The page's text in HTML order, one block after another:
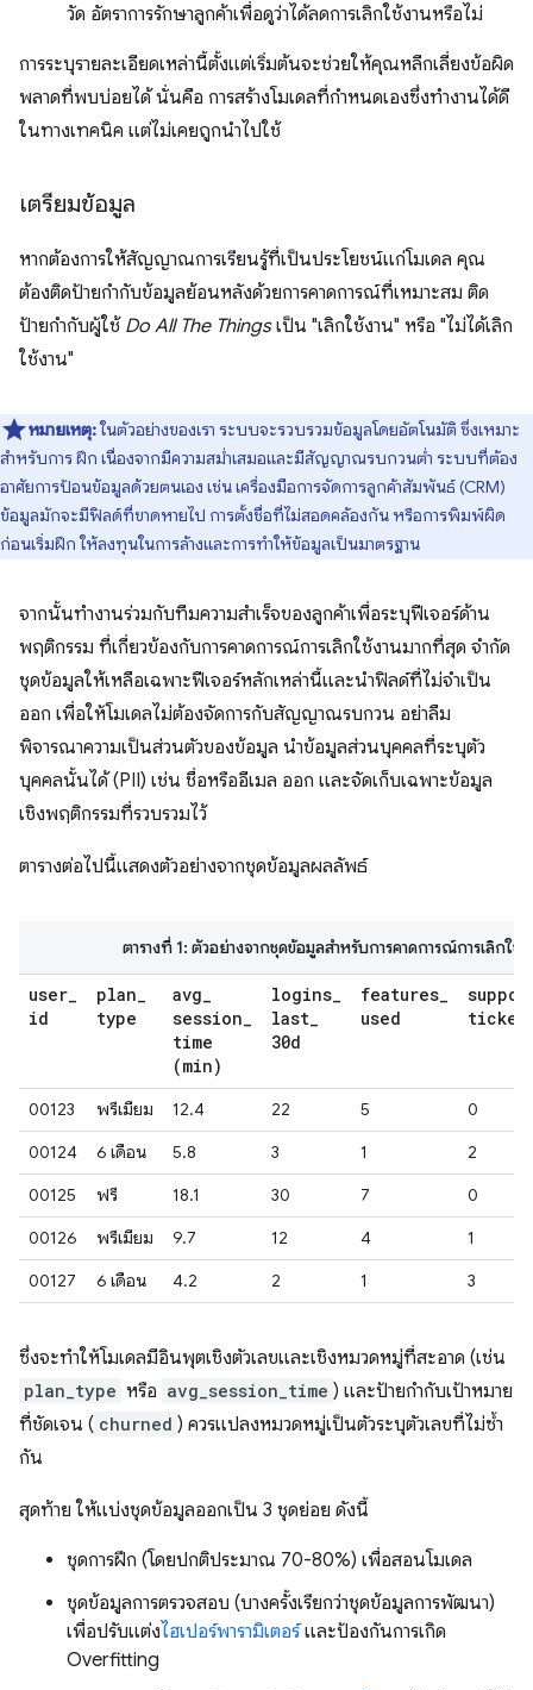
วัด อัตราการรักษาลูกค้าเพื่อดูว่าได้ลดการเลิกใช้งานหรือไม่
การระบุรายละเอียดเหล่านี้ตั้งแต่เริ่มต้นจะช่วยให้คุณหลีกเลี่ยงข้อผิด
พลาดที่พบบ่อยได้ นั่นคือ การสร้างโมเดลที่กำหนดเองซึ่งทำงานได้ดี
ในทางเทคนิค แต่ไม่เคยถูกนำไปใช้
เตรียมข้อมูล
หากต้องการให้สัญญาณการเรียนรู้ที่เป็นประโยชน์แก่โมเดล คุณ
ต้องติดป้ายกำกับข้อมูลย้อนหลังด้วยการคาดการณ์ที่เหมาะสม ติด
ป้ายกำกับผู้ใช้ Do All The Thingsเป็น "เลิกใช้งาน" หรือ "ไม่ได้เลิก
ใช้งาน"
หมายเหตุ:ในตัวอย่างของเรา ระบบจะรวบรวมข้อมูลโดยอัตโนมัติ ซึ่งเหมาะ
สำหรับการ ฝึก เนื่องจากมีความสม่ำเสมอและมีสัญญาณรบกวนต่ำ ระบบที่ต้อง
อาศัยการป้อนข้อมูลด้วยตนเอง เช่น เครื่องมือการจัดการลูกค้าสัมพันธ์ (CRM)
ข้อมูลมักจะมีฟิลด์ที่ขาดหายไป การตั้งชื่อที่ไม่สอดคล้องกัน หรือการพิมพ์ผิด
ก่อนเริ่มฝึก ให้ลงทุนในการล้างและการทำให้ข้อมูลเป็นมาตรฐาน
จากนั้นทํางานร่วมกับทีมความสําเร็จของลูกค้าเพื่อระบุฟีเจอร์ด้าน
พฤติกรรม ที่เกี่ยวข้องกับการคาดการณ์การเลิกใช้งานมากที่สุด จำกัด
ชุดข้อมูลให้เหลือเฉพาะฟีเจอร์หลักเหล่านี้และนำฟิลด์ที่ไม่จำเป็น
ออก เพื่อให้โมเดลไม่ต้องจัดการกับสัญญาณรบกวน อย่าลืม
พิจารณาความเป็นส่วนตัวของข้อมูล นำข้อมูลส่วนบุคคลที่ระบุตัว
บุคคลนั้นได้ (PII) เช่น ชื่อหรืออีเมล ออก และจัดเก็บเฉพาะข้อมูล
เชิงพฤติกรรมที่รวบรวมไว้
ตารางต่อไปนี้แสดงตัวอย่างจากชุดข้อมูลผลลัพธ์
user_
id
plan_
type
avg_
session_
time
(min)
logins_
last_
30d
features_
used
00123 พรีเมียม 12.4 22 5
0
00124
6 เดือน 5.8 3 1
2
00125
ฟรี 18.1 30 7
0
00126
พรีเมียม 9.7 12 4
1
00127
6 เดือน 4.2 2 1 3
ตารางที่ 1: ตัวอย่างจากชุดข้อมูลสำหรับการคาดการณ์การเลิกใช้ง
ซึ่งจะทำให้โมเดลมีอินพุตเชิงตัวเลขและเชิงหมวดหมู่ที่สะอาด (เช่น
plan_type หรือ avg_session_time ) และป้ายกำกับเป้าหมาย
ที่ชัดเจน ( churned ) ควรแปลงหมวดหมู่เป็นตัวระบุตัวเลขที่ไม่ซ้ำ
กัน
สุดท้าย ให้แบ่งชุดข้อมูลออกเป็น 3 ชุดย่อย ดังนี้
ชุดการฝึก (โดยปกติประมาณ 70-80%) เพื่อสอนโมเดล
ชุดข้อมูลการตรวจสอบ (บางครั้งเรียกว่าชุดข้อมูลการพัฒนา)
เพื่อปรับแต่งไฮเปอร์พารามิเตอร์และป้องกันการเกิด
Overfitting